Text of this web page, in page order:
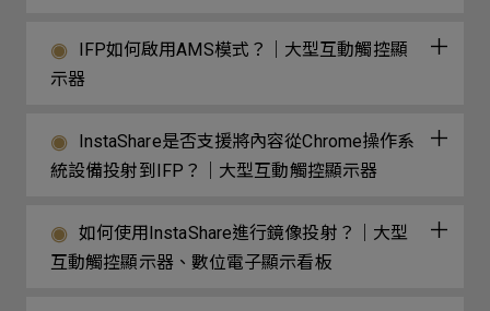
IFP如何啟用AMS模式？｜大型互動觸控顯
示器
InstaShare是否支援將內容從Chrome操作系
統設備投射到IFP？｜大型互動觸控顯示器
如何使用InstaShare進行鏡像投射？｜大型
互動觸控顯示器、數位電子顯示看板